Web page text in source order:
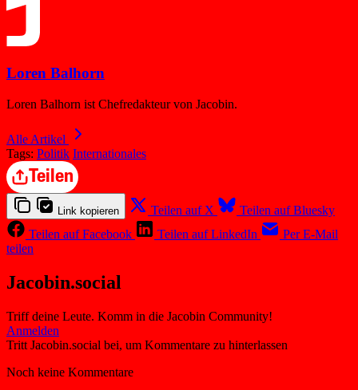
Loren Balhorn
Loren Balhorn ist Chefredakteur von Jacobin.
Alle Artikel
Tags: Politik Internationales
Teilen
Link kopieren Teilen auf X
Teilen auf Bluesky
Teilen auf Facebook
Teilen auf LinkedIn
Per E-Mail
teilen
Jacobin.social
Triff deine Leute. Komm in die Jacobin Community!